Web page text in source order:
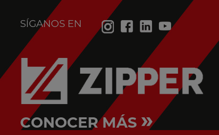
SÍGANOS EN
CONOCER MÁS »